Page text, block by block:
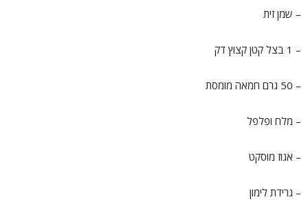
– שמן זית
– 1 בצל קטן קצוץ דק
– 50 גרם חמאה מומסת
– מלח ופלפל
– אגוז מוסקט
– גרידת לימון